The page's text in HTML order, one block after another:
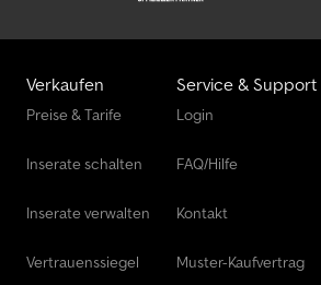
Verkaufen
Preise & Tarife
Inserate schalten
Inserate verwalten
Vertrauenssiegel
Service & Support
Login
FAQ/Hilfe
Kontakt
Muster-Kaufvertrag